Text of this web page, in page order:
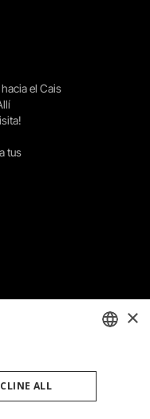
el Cais
tus
×
ALL